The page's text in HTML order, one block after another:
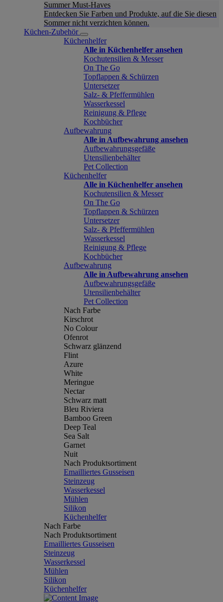
Summer Must-Haves
Entdecken Sie Farben und Produkte, auf die Sie diesen
Sommer nicht verzichten können.
Küchen-Zubehör
Küchenhelfer
Alle in Küchenhelfer ansehen
Kochutensilien & Messer
On The Go
Topflappen & Schürzen
Untersetzer
Salz- & Pfeffermühlen
Wasserkessel
Reinigung & Pflege
Kochbücher
Aufbewahrung
Alle in Aufbewahrung ansehen
Aufbewahrungsgefäße
Utensilienbehälter
Pet Collection
Küchenhelfer
Alle in Küchenhelfer ansehen
Kochutensilien & Messer
On The Go
Topflappen & Schürzen
Untersetzer
Salz- & Pfeffermühlen
Wasserkessel
Reinigung & Pflege
Kochbücher
Aufbewahrung
Alle in Aufbewahrung ansehen
Aufbewahrungsgefäße
Utensilienbehälter
Pet Collection
Nach Farbe
Kirschrot
No Colour
Ofenrot
Schwarz glänzend
Flint
Azure
White
Meringue
Nectar
Schwarz matt
Bleu Riviera
Bamboo Green
Deep Teal
Sea Salt
Garnet
Nuit
Nach Produktsortiment
Emailliertes Gusseisen
Steinzeug
Wasserkessel
Mühlen
Silikon
Küchenhelfer
Nach Farbe
Nach Produktsortiment
Emailliertes Gusseisen
Steinzeug
Wasserkessel
Mühlen
Silikon
Küchenhelfer